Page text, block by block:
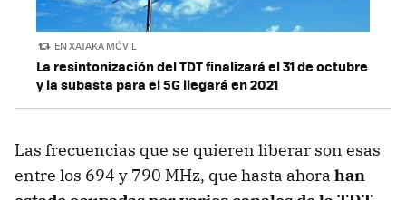
EN XATAKA MÓVIL
La resintonización del TDT finalizará el 31 de octubre
y la subasta para el 5G llegará en 2021
Las frecuencias que se quieren liberar son esas
entre los 694 y 790 MHz, que hasta ahora han